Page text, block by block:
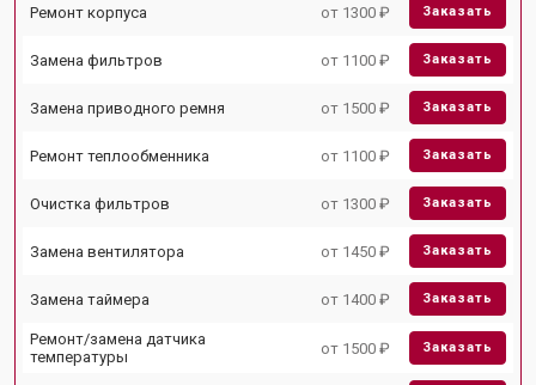
Ремонт корпуса от 1300 ₽ Заказать
Замена фильтров от 1100 ₽ Заказать
Замена приводного ремня от 1500 ₽ Заказать
Ремонт теплообменника от 1100 ₽ Заказать
Очистка фильтров от 1300 ₽ Заказать
Замена вентилятора от 1450 ₽ Заказать
Замена таймера от 1400 ₽ Заказать
Ремонт/замена датчика
температуры
от 1500 ₽ Заказать